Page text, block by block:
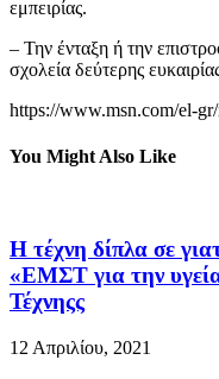
εμπειρίας.
– Την ένταξη ή την
σχολεία δεύτερης
https://www.msn.com/el-
You Might Also Like
Η τέχνη δίπλα σε
«ΕΜΣΤ για την
Τέχνηςς
12 Απριλίου, 2021